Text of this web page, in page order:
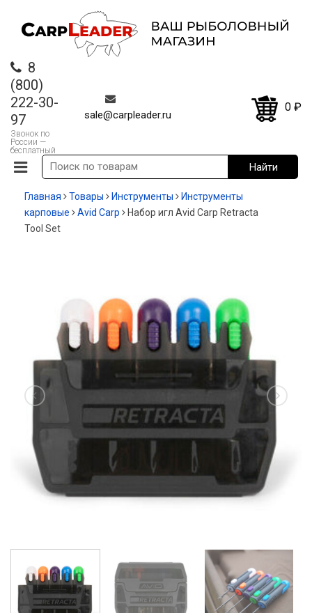
8
(800)
222-30-
97
Звонок по
России —
бесплатный
sale@carpleader.ru
0 ₽
Главная Товары Инструменты
Инструменты
карповые
Avid Carp
Набор игл Avid Carp Retracta
Tool Set